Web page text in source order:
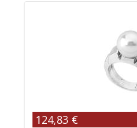
124,83 €